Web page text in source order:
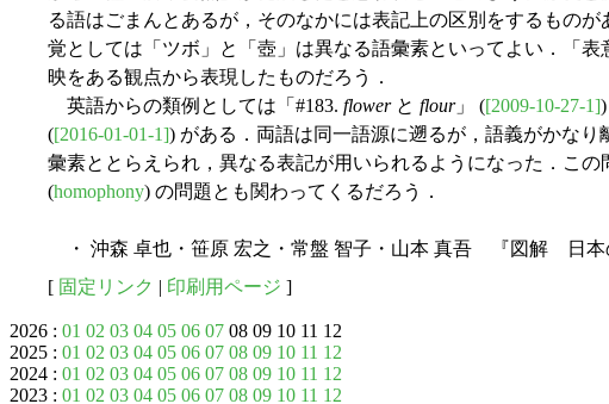
る語はごまんとあるが，そのなかには表記上の区別をするもの
覚としては「ツボ」と「壺」は異なる語彙素といってよい．「表
映をある観点から表現したものだろう．
英語からの類例としては「#183. flowerと flour」 ([2009-10-27-1]
([2016-01-01-1]) がある．両語は同一語源に遡るが，語義がかな
彙素ととらえられ，異なる表記が用いられるようになった．この
(homophony) の問題とも関わってくるだろう．
・ 沖森 卓也・笹原 宏之・常盤 智子・山本 真吾 『図解 日本
[ 固定リンク | 印刷用ページ ]
2026 : 01 02 03 04 05 06 07 08 09 10 11 12
2025 : 01 02 03 04 05 06 07 08 09 10 11 12
2024 : 01 02 03 04 05 06 07 08 09 10 11 12
2023 : 01 02 03 04 05 06 07 08 09 10 11 12